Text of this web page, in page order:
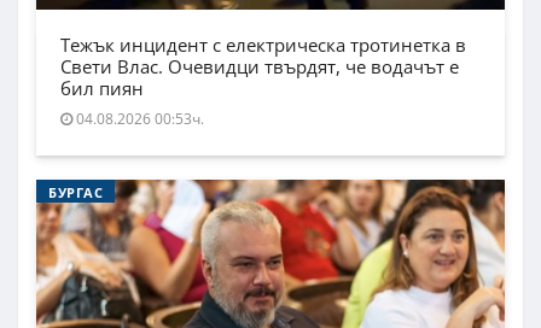
Тежък инцидент с електрическа тротинетка в
Свети Влас. Очевидци твърдят, че водачът е
бил пиян
04.08.2026 00:53ч.
БУРГАС